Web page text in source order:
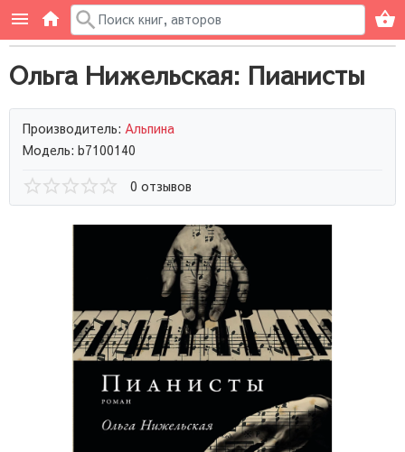
Ольга Нижельская: Пианисты
Производитель: Альпина
Модель: b7100140
0 отзывов